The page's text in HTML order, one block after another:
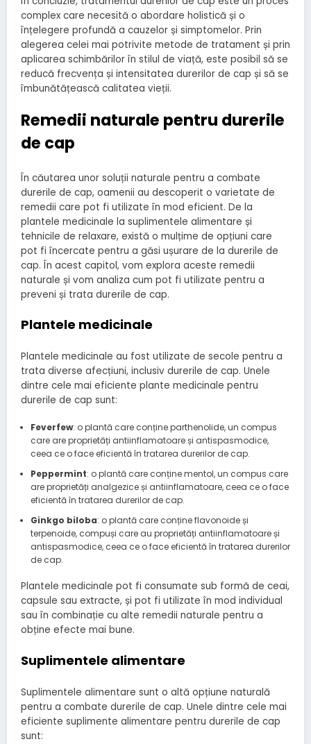
complex care necesită o abordare holistică și o
înțelegere profundă a cauzelor și simptomelor. Prin
alegerea celei mai potrivite metode de tratament și prin
aplicarea schimbărilor în stilul de viață, este posibil să se
reducă frecvența și intensitatea durerilor de cap și să se
îmbunătățească calitatea vieții.
Remedii naturale pentru durerile
de cap
În căutarea unor soluții naturale pentru a combate
durerile de cap, oamenii au descoperit o varietate de
remedii care pot fi utilizate în mod eficient. De la
plantele medicinale la suplimentele alimentare și
tehnicile de relaxare, există o mulțime de opțiuni care
pot fi încercate pentru a găsi ușurare de la durerile de
cap. În acest capitol, vom explora aceste remedii
naturale și vom analiza cum pot fi utilizate pentru a
preveni și trata durerile de cap.
Plantele medicinale
Plantele medicinale au fost utilizate de secole pentru a
trata diverse afecțiuni, inclusiv durerile de cap. Unele
dintre cele mai eficiente plante medicinale pentru
durerile de cap sunt:
Feverfew: o plantă care conține parthenolide, un compus
care are proprietăți antiinflamatoare și antispasmodice,
ceea ce o face eficientă în tratarea durerilor de cap.
Peppermint: o plantă care conține mentol, un compus care
are proprietăți analgezice și antiinflamatoare, ceea ce o face
eficientă în tratarea durerilor de cap.
Ginkgo biloba: o plantă care conține flavonoide și
terpenoide, compuși care au proprietăți antiinflamatoare și
antispasmodice, ceea ce o face eficientă în tratarea durerilor
de cap.
Plantele medicinale pot fi consumate sub formă de ceai,
capsule sau extracte, și pot fi utilizate în mod individual
sau în combinație cu alte remedii naturale pentru a
obține efecte mai bune.
Suplimentele alimentare
Suplimentele alimentare sunt o altă opțiune naturală
pentru a combate durerile de cap. Unele dintre cele mai
eficiente suplimente alimentare pentru durerile de cap
sunt: